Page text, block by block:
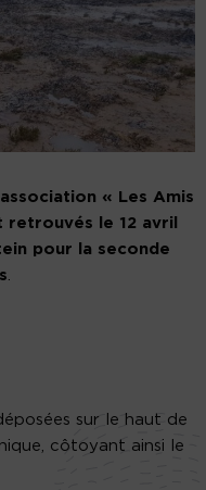
« Les Amis
retrouvés le 12 avril
pour la seconde
.
sur le haut de
côtoyant ainsi le